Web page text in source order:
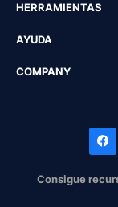
HERRAMIENTAS
AYUDA
COMPANY
Consigue